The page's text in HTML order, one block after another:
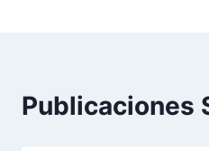
Publicaciones